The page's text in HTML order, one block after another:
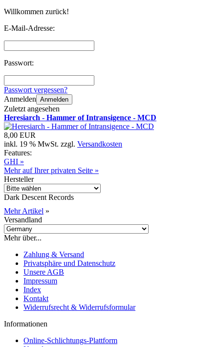
Willkommen zurück!
E-Mail-Adresse:
Passwort:
Passwort vergessen?
Anmelden Anmelden
Zuletzt angesehen
Heresiarch - Hammer of Intransigence - MCD
8,00 EUR
inkl. 19 % MwSt. zzgl. Versandkosten
Features:
GHI »
Mehr auf Ihrer privaten Seite »
Hersteller
Dark Descent Records
Mehr Artikel »
Versandland
Mehr über...
Zahlung & Versand
Privatsphäre und Datenschutz
Unsere AGB
Impressum
Index
Kontakt
Widerrufsrecht & Widerrufsformular
Informationen
Online-Schlichtungs-Plattform